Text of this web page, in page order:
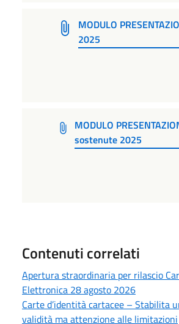
MODULO
2025
MODULO
sostenute 2025
Contenuti correlati
Apertura straordinaria per rilascio
Elettronica 28 agosto 2026
Carte d’identità cartacee – Stabilita
validità ma attenzione alle limitazioni